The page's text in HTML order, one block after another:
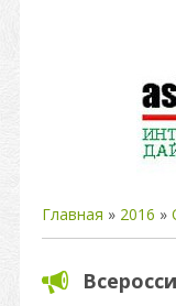
Главная » 2016 »